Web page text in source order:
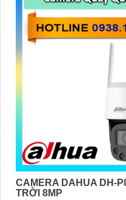
CAMERA DAHUA DH-
TRỜI 8MP